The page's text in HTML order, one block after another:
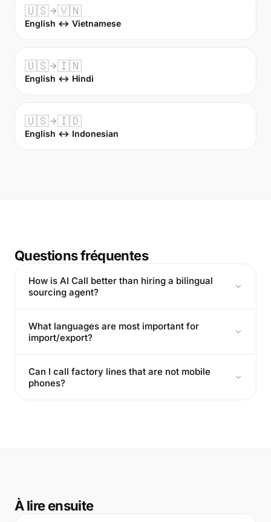
🇺🇸 🇻🇳
English ↔ Vietnamese
🇺🇸 🇮🇳
English ↔ Hindi
🇺🇸 🇮🇩
English ↔ Indonesian
Questions fréquentes
How is AI Call better than hiring a bilingual
sourcing agent?
What languages are most important for
import/export?
Can I call factory lines that are not mobile
phones?
À lire ensuite